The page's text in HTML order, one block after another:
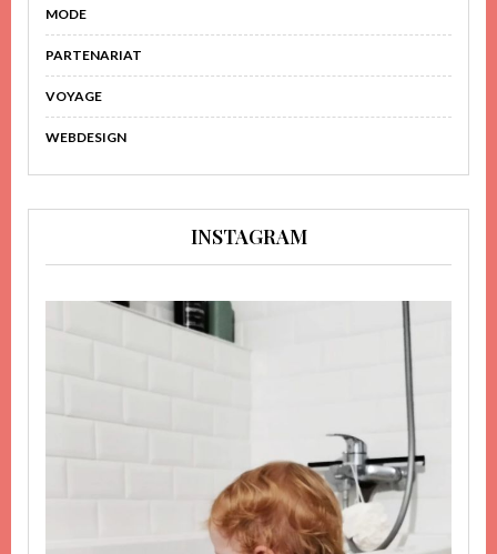
MODE
PARTENARIAT
VOYAGE
WEBDESIGN
INSTAGRAM